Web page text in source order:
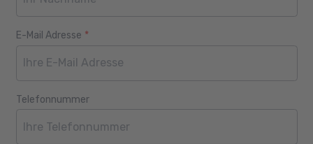
E-Mail Adresse *
Telefonnummer